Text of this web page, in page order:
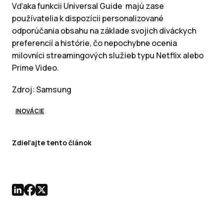
Vďaka funkcii Universal Guide majú zase
používatelia k dispozícii personalizované
odporúčania obsahu na základe svojich diváckych
preferencií a histórie, čo nepochybne ocenia
milovníci streamingových služieb typu Netflix alebo
Prime Video.
Zdroj: Samsung
INOVÁCIE
Zdieľajte tento článok